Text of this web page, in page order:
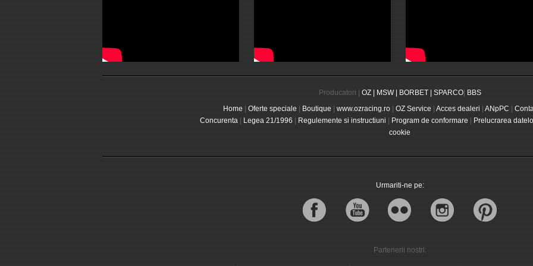
Producatori | OZ | MSW | BORBET | SPARCO| BBS
Home| Oferte speciale| Boutique| www.ozracing.ro| OZ Service| Acces dealeri ANpPC
Concurenta
Legea 21/1996 Regulemente si instructiuni Program de conformare Prelucrarea
cookie
Urmariti-ne pe:
Partenerii nostri: